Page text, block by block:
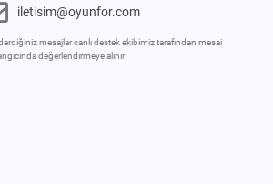
iletisim@oyunfor.com
mesajlar canlı destek ekibimiz tarafından mesai
değerlendirmeye alınır